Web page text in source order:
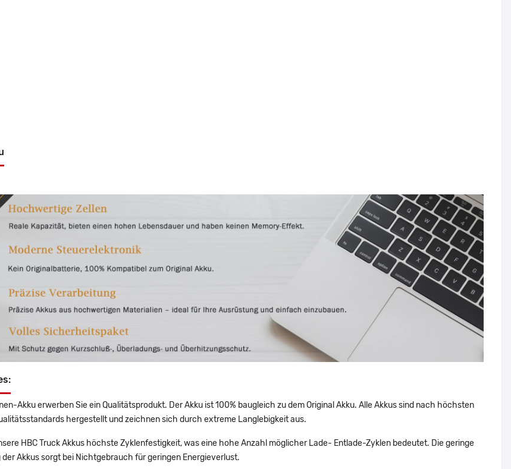
Akku erwerben Sie ein Qualitätsprodukt. Der Akku ist 100% baugleich zu dem Original Akku. Alle Akkus sind nach höchsten
hergestellt und zeichnen sich durch extreme Langlebigkeit aus.
HBC Truck Akkus höchste Zyklenfestigkeit, was eine hohe Anzahl möglicher Lade- Entlade-Zyklen bedeutet. Die geringe
Akkus sorgt bei Nichtgebrauch für geringen Energieverlust.